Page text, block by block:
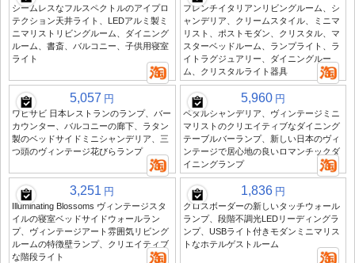
シームレスなフルスペクトルのアイプロ
テクション天井ライト、LEDアルミ製ミ
ニマリストリビングルーム、ダイニング
ルーム、書斎、バルコニー、子供用寝室
ライト
フレンチイタリアンリビングルーム、シ
ャンデリア、クリームスタイル、ミニマ
リスト、ポストモダン、クリスタル、マ
スターベッドルーム、ランプライト、ラ
イトラグジュアリー、ダイニングルー
ム、クリスタルライト器具
5,057 円
ワビサビ 日本レストランのランプ、バー
カウンター、バルコニーの廊下、ラタン
製のベッドサイドミニシャンデリア、三
つ頭のヴィンテージ花びらランプ
5,960 円
ペタルシャンデリア、ヴィンテージミニ
マリストのクリエイティブなダイニング
テーブルバーランプ、新しい日本のヴィ
ンテージで居心地の良いロマンチックダ
イニングランプ
3,251 円
Illuminating Blossoms ヴィンテージスタ
イルの寝室ベッドサイドウォールラン
プ、ヴィンテージアート雰囲気リビング
ルームの特徴壁ランプ、クリエイティブ
な階段ライト
1,836 円
クロスボーダーの新しいタッチウォール
ランプ、段階不調光LEDリーディングラ
ンプ、USBライト付きモダンミニマリス
トなホテルゲストルーム